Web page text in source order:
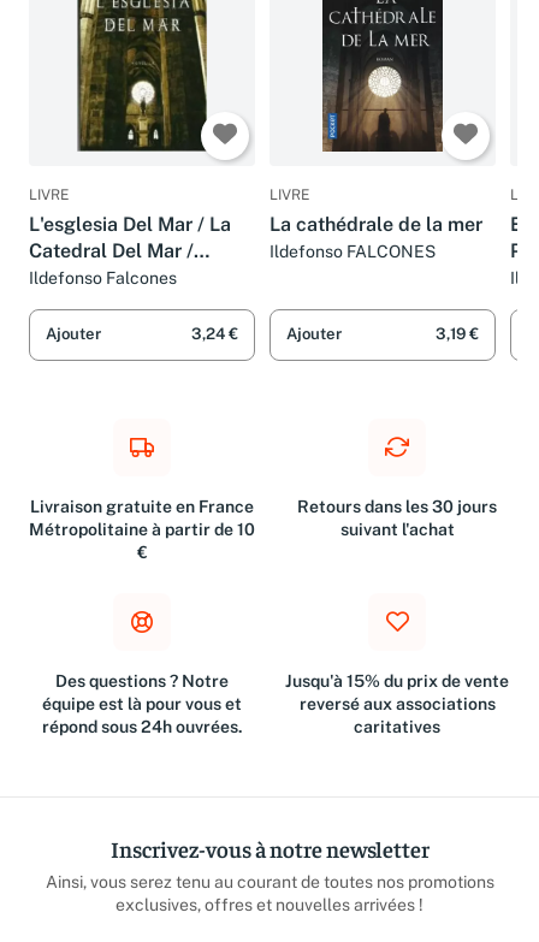
LIVRE
L'esglesia Del Mar / La
Catedral Del Mar /
Cathedral of the Sea
Ildefonso Falcones
Ajouter 3,24 €
LIVRE
La cathédrale de la mer
Ildefonso FALCONES
Ajouter 3,19 €
Livraison gratuite en France
Métropolitaine à partir de 10
€
Retours dans les 30 jours
suivant l'achat
Des questions ? Notre
équipe est là pour vous et
répond sous 24h ouvrées.
Jusqu'à 15% du prix de vente
reversé aux associations
caritatives
Inscrivez-vous à notre newsletter
Ainsi, vous serez tenu au courant de toutes nos promotions
exclusives, offres et nouvelles arrivées !